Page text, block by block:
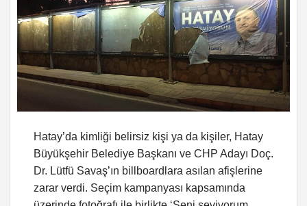
Hatay’da kimliği belirsiz kişi ya da kişiler, Hatay
Büyükşehir Belediye Başkanı ve CHP Adayı Doç.
Dr. Lütfü Savaş’ın billboardlara asılan afişlerine
zarar verdi. Seçim kampanyası kapsamında